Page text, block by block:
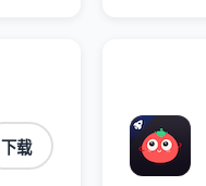
下载